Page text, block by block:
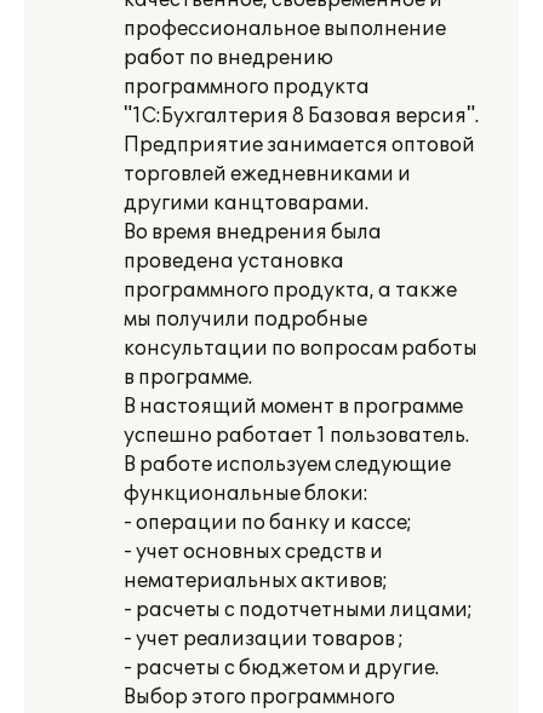
профессиональное выполнение
работ по внедрению
программного продукта
"1С:Бухгалтерия 8 Базовая версия".
Предприятие занимается оптовой
торговлей ежедневниками и
другими канцтоварами.
Во время внедрения была
проведена установка
программного продукта, а также
мы получили подробные
консультации по вопросам работы
в программе.
В настоящий момент в программе
успешно работает 1 пользователь.
В работе используем следующие
функциональные блоки:
- операции по банку и кассе;
- учет основных средств и
нематериальных активов;
- расчеты с подотчетными лицами;
- учет реализации товаров ;
- расчеты с бюджетом и другие.
Выбор этого программного